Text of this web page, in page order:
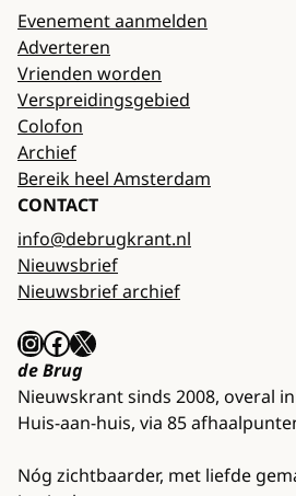
Evenement aanmelden
Adverteren
Vrienden worden
Verspreidingsgebied
Colofon
Archief
Bereik heel Amsterdam
CONTACT
info@debrugkrant.nl
Nieuwsbrief
Nieuwsbrief archief
InstagramFacebook X
de Brug
Nieuwskrant sinds 2008, overal
Huis-aan-huis, via 85
Nóg zichtbaarder, met liefde